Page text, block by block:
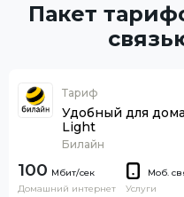
Пакет
Тариф
Удобный для
Light
Билайн
100
Домашний интернет
Моб.
Услуги